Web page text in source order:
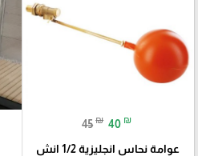
45 ₪ 40 ₪
عوامة نحاس انجليزية 1/2 انش